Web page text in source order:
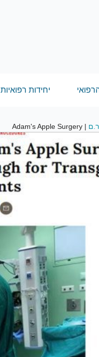
יחידות רפואיות
Adam's Apple Surgery